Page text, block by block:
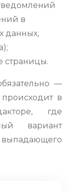
в
данных,
страницы.
—
в
где
вариант